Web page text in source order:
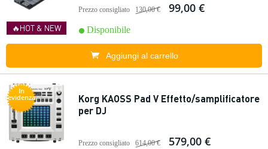
🔥HOT & NEW
Prezzo consigliato 130,00 € 99,00 €
Disponibile
Aggiungi al carrello
In
evidenza
Korg KAOSS Pad V Effetto/samplificatore
per DJ
Prezzo consigliato 614,00 € 579,00 €